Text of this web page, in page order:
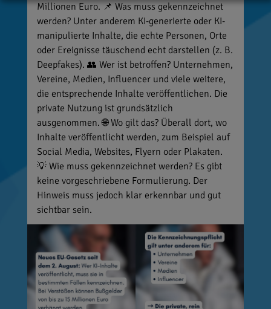
Millionen Euro. 📌 Was muss gekennzeichnet
werden? Unter anderem KI-generierte oder KI-
manipulierte Inhalte, die echte Personen, Orte
oder Ereignisse täuschend echt darstellen (z. B.
Deepfakes). 👥 Wer ist betroffen? Unternehmen,
Vereine, Medien, Influencer und viele weitere,
die entsprechende Inhalte veröffentlichen. Die
private Nutzung ist grundsätzlich
ausgenommen. 🌐 Wo gilt das? Überall dort, wo
Inhalte veröffentlicht werden, zum Beispiel auf
Social Media, Websites, Flyern oder Plakaten.
💡 Wie muss gekennzeichnet werden? Es gibt
keine vorgeschriebene Formulierung. Der
Hinweis muss jedoch klar erkennbar und gut
sichtbar sein.